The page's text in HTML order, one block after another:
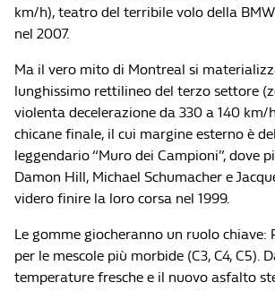
km/h), teatro del terribile volo della
nel 2007.
Ma il vero mito di Montreal si
lunghissimo rettilineo del terzo settore
violenta decelerazione da 330 a 140
chicane finale, il cui margine esterno è
leggendario “Muro dei Campioni”, dove
Damon Hill, Michael Schumacher e
videro finire la loro corsa nel 1999.
Le gomme giocheranno un ruolo
per le mescole più morbide (C3, C4, C5).
temperature fresche e il nuovo asfalto